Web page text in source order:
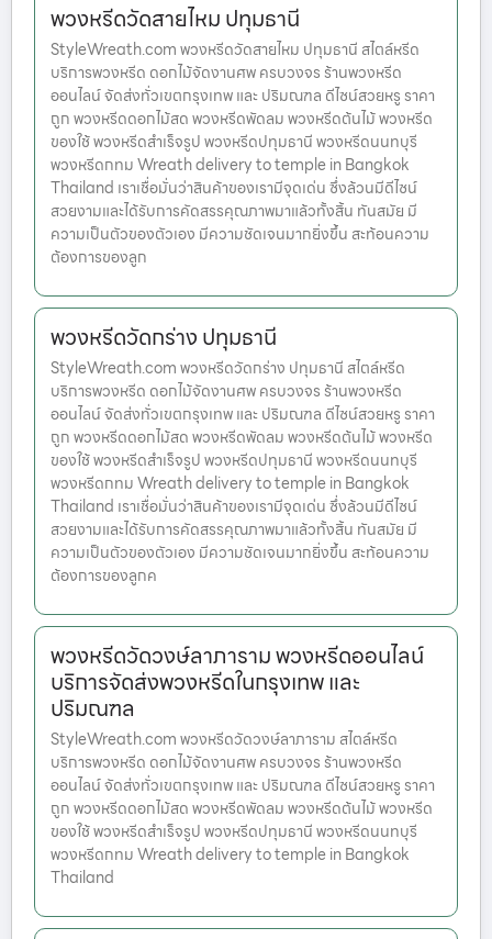
พวงหรีดวัดสายไหม ปทุมธานี
StyleWreath.com พวงหรีดวัดสายไหม ปทุมธานี สไตล์หรีด
บริการพวงหรีด ดอกไม้จัดงานศพ ครบวงจร ร้านพวงหรีด
ออนไลน์ จัดส่งทั่วเขตกรุงเทพ และ ปริมณฑล ดีไซน์สวยหรู ราคา
ถูก พวงหรีดดอกไม้สด พวงหรีดพัดลม พวงหรีดต้นไม้ พวงหรีด
ของใช้ พวงหรีดสำเร็จรูป พวงหรีดปทุมธานี พวงหรีดนนทบุรี
พวงหรีดกทม Wreath delivery to temple in Bangkok
Thailand เราเชื่อมั่นว่าสินค้าของเรามีจุดเด่น ซึ่งล้วนมีดีไซน์
สวยงามและได้รับการคัดสรรคุณภาพมาแล้วทั้งสิ้น ทันสมัย มี
ความเป็นตัวของตัวเอง มีความชัดเจนมากยิ่งขึ้น สะท้อนความ
ต้องการของลูก
พวงหรีดวัดกร่าง ปทุมธานี
StyleWreath.com พวงหรีดวัดกร่าง ปทุมธานี สไตล์หรีด
บริการพวงหรีด ดอกไม้จัดงานศพ ครบวงจร ร้านพวงหรีด
ออนไลน์ จัดส่งทั่วเขตกรุงเทพ และ ปริมณฑล ดีไซน์สวยหรู ราคา
ถูก พวงหรีดดอกไม้สด พวงหรีดพัดลม พวงหรีดต้นไม้ พวงหรีด
ของใช้ พวงหรีดสำเร็จรูป พวงหรีดปทุมธานี พวงหรีดนนทบุรี
พวงหรีดกทม Wreath delivery to temple in Bangkok
Thailand เราเชื่อมั่นว่าสินค้าของเรามีจุดเด่น ซึ่งล้วนมีดีไซน์
สวยงามและได้รับการคัดสรรคุณภาพมาแล้วทั้งสิ้น ทันสมัย มี
ความเป็นตัวของตัวเอง มีความชัดเจนมากยิ่งขึ้น สะท้อนความ
ต้องการของลูกค
พวงหรีดวัดวงษ์ลาภาราม พวงหรีดออนไลน์
บริการจัดส่งพวงหรีดในกรุงเทพ และ
ปริมณฑล
StyleWreath.com พวงหรีดวัดวงษ์ลาภาราม สไตล์หรีด
บริการพวงหรีด ดอกไม้จัดงานศพ ครบวงจร ร้านพวงหรีด
ออนไลน์ จัดส่งทั่วเขตกรุงเทพ และ ปริมณฑล ดีไซน์สวยหรู ราคา
ถูก พวงหรีดดอกไม้สด พวงหรีดพัดลม พวงหรีดต้นไม้ พวงหรีด
ของใช้ พวงหรีดสำเร็จรูป พวงหรีดปทุมธานี พวงหรีดนนทบุรี
พวงหรีดกทม Wreath delivery to temple in Bangkok
Thailand